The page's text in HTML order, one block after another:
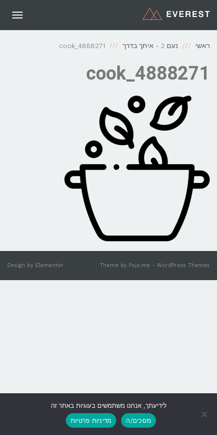
ראשי נעם 2 - איתך בדרך cook_4888271
cook_4888271
Theme by Pojo.me - WordPress Themes
Design by Elementor
גלילה
לראש
לידיעתך, אנחנו משתמשים בעוגיות באתר זה
מסכים/ה
מדיניות פרטיות